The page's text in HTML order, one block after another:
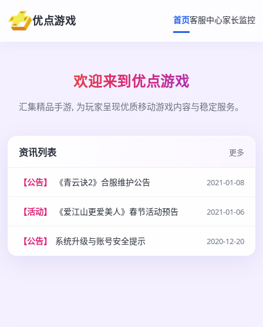
优点游戏 首页客服中心家长监控
欢迎来到优点游戏
汇集精品手游, 为玩家呈现优质移动游戏内容与稳定服务。
资讯列表 更多
【公告】 《青云诀2》合服维护公告 2021-01-08
【活动】 《爱江山更爱美人》春节活动预告 2021-01-06
【公告】 系统升级与账号安全提示 2020-12-20